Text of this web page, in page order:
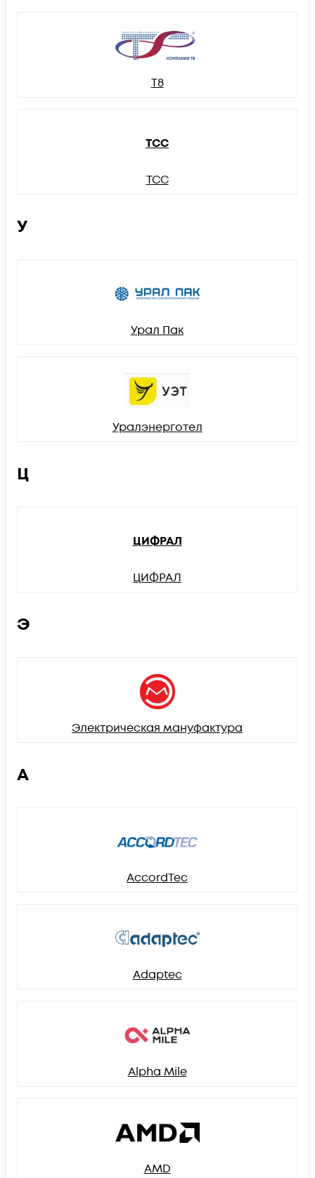
Т8
ТСС
ТСС
У
Урал Пак
Уралэнерготел
Ц
ЦИФРАЛ
ЦИФРАЛ
Э
Электрическая мануфактура
A
AccordTec
Adaptec
Alpha Mile
AMD